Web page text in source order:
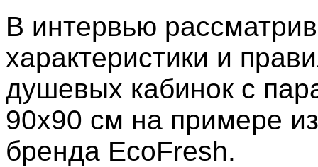
В интервью
характеристики и
душевых кабинок с
90х90 см на примере
бренда EcoFresh.